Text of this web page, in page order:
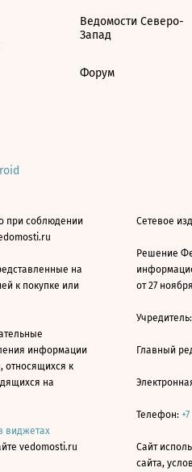
Ведомости Северо-
Запад
Форум
при соблюдении
на
к покупке или
информации
относящихся к
на
виджетах
vedomosti.ru
Сетевое
Решение
от 27
Главный
Телефон:
Сайт
сайта,